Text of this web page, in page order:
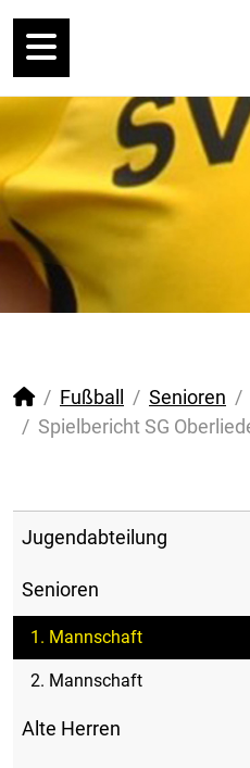
Fußball Senioren
Spielbericht SG
Jugendabteilung
Senioren
1. Mannschaft
2. Mannschaft
Alte Herren